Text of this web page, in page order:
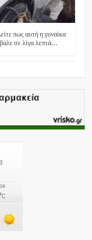
πως αυτή η γυναίκα
σε λίγα λεπτά…